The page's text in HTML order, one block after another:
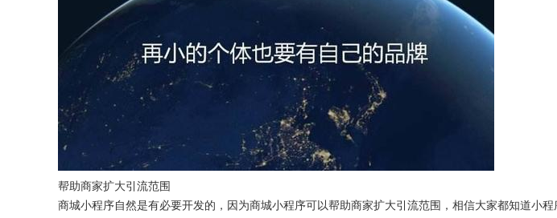
帮助商家扩大引流范围
商城小程序自然是有必要开发的，因为商城小程序可以帮助商家扩大引流范围，相信大家都知道小
获得产品报价方案
1万个想法不如1次的方案落地
扫码添加[商务总监]沟通方案
扫码沟通